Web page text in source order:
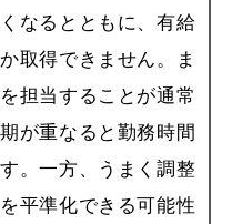
なるとともに、有給
取得できません。ま
担当することが通常
が重なると勤務時間
。一方、うまく調整
平準化できる可能性